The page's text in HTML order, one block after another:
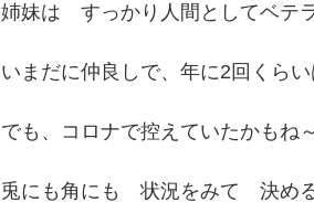
姉妹は　すっかり人間としてベテ
いまだに仲良しで、年に2回くら
でも、コロナで控えていたかもね
兎にも角にも　状況をみて　決め